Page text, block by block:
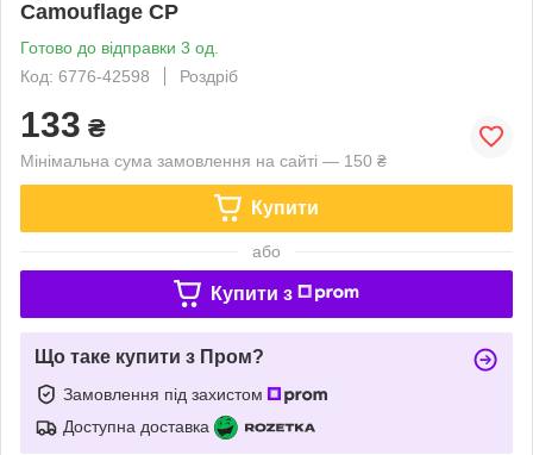
Camouflage CP
Готово до відправки 3 од.
Код: 6776-42598
Роздріб
133 ₴
Мінімальна сума замовлення на сайті — 150 ₴
Купити
або
Купити з
Що таке купити з Пром?
Замовлення під захистом
Доступна доставка